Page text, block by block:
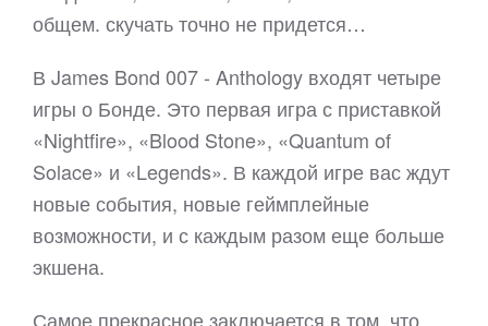
общем. скучать точно не придется…
В James Bond 007 - Anthology входят четыре
игры о Бонде. Это первая игра с приставкой
«Nightfire», «Blood Stone», «Quantum of
Solace» и «Legends». В каждой игре вас ждут
новые события, новые геймплейные
возможности, и с каждым разом еще больше
экшена.
Самое прекрасное заключается в том, что